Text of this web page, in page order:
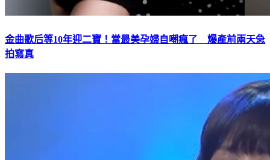
金曲歌后等10年迎二寶！當最美孕婦自嘲瘋了 爆產前兩天急
拍寫真